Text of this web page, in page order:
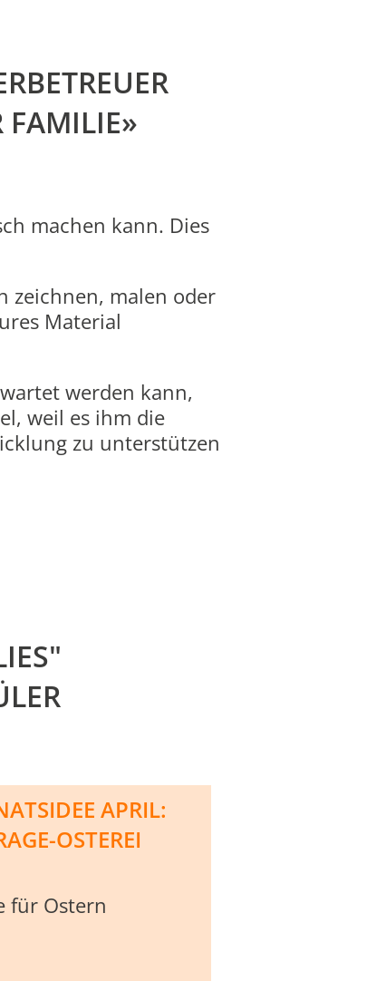
FAMILIE»
machen kann. Dies
zeichnen, malen oder
Material
werden kann,
weil es ihm die
zu unterstützen
APRIL:
OSTEREI
für Ostern